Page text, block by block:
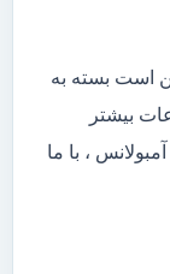
است بسته به
بیشتر
، با ما